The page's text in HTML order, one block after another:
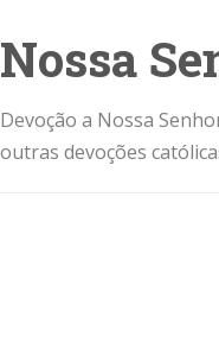
Nossa
Devoção a Nossa
outras devoções